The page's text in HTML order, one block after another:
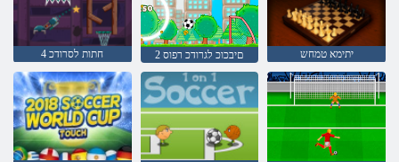
4 חתות לסרודכ 2 םיבכוכ לגרודכ רפוס יתימא טמחש